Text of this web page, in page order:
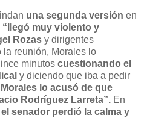
una segunda versión en
“llegó muy violento y
Rozas y dirigentes
la reunión, Morales lo
minutos cuestionando el
y diciendo que iba a pedir
Morales lo acusó de que
Rodríguez Larreta”. En
el senador perdió la calma y